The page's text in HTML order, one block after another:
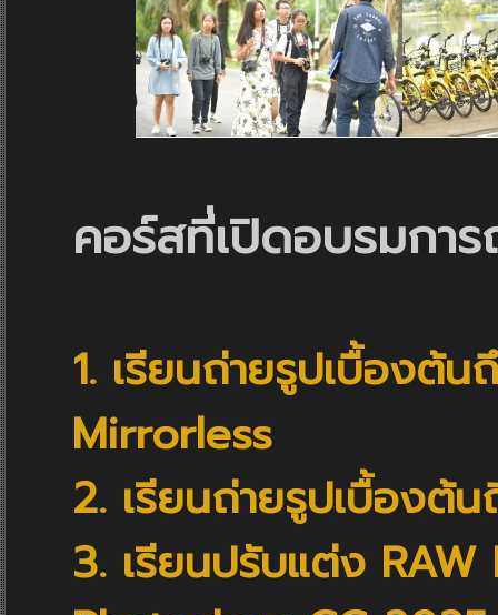
คอร์สที่เปิดอบรมกา
1. เรียนถ่ายรูปเบื้องต้
Mirrorless
2. เรียนถ่ายรูปเบื้องต้
3. เรียนปรับแต่ง